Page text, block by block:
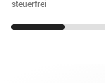
steuerfrei